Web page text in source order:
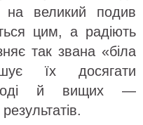
великий подив
цим, а радіють
так звана «біла
їх досягати
й вищих —